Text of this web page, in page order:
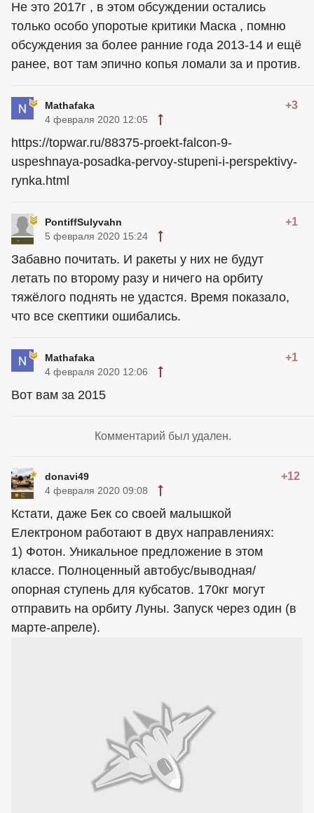
Не это 2017г , в этом обсуждении остались
только особо упоротые критики Маска , помню
обсуждения за более ранние года 2013-14 и ещё
ранее, вот там эпично копья ломали за и против.
Mathafaka +3
4 февраля 2020 12:05
https://topwar.ru/88375-proekt-falcon-9-
uspeshnaya-posadka-pervoy-stupeni-i-perspektivy-
rynka.html
PontiffSulyvahn +1
5 февраля 2020 15:24
Забавно почитать. И ракеты у них не будут
летать по второму разу и ничего на орбиту
тяжёлого поднять не удастся. Время показало,
что все скептики ошибались.
Mathafaka +1
4 февраля 2020 12:06
Вот вам за 2015
Комментарий был удален.
donavi49 +12
4 февраля 2020 09:08
Кстати, даже Бек со своей малышкой
Електроном работают в двух направлениях:
1) Фотон. Уникальное предложение в этом
классе. Полноценный автобус/выводная/
опорная ступень для кубсатов. 170кг могут
отправить на орбиту Луны. Запуск через один (в
марте-апреле).